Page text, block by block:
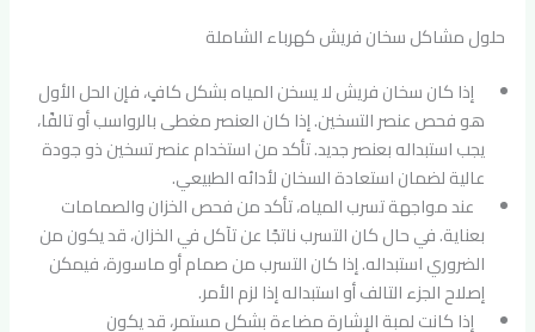
حلول مشاكل سخان فريش كهرباء الشاملة
إذا كان سخان فريش لا يسخن المياه بشكل كافٍ، فإن الحل الأول
هو فحص عنصر التسخين. إذا كان العنصر مغطى بالرواسب أو تالفًا،
يجب استبداله بعنصر جديد. تأكد من استخدام عنصر تسخين ذو جودة
عالية لضمان استعادة السخان لأدائه الطبيعي.
عند مواجهة تسرب المياه، تأكد من فحص الخزان والصمامات
بعناية. في حال كان التسرب ناتجًا عن تآكل في الخزان، قد يكون من
الضروري استبداله. إذا كان التسرب من صمام أو ماسورة، فيمكن
إصلاح الجزء التالف أو استبداله إذا لزم الأمر.
إذا كانت لمبة الإشارة مضاءة بشكل مستمر، قد يكون